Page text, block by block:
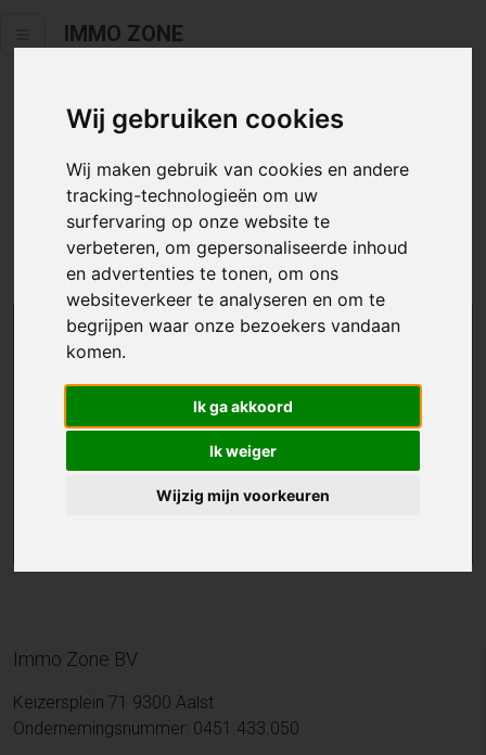
Wij gebruiken cookies
Wij maken gebruik van cookies en andere
tracking-technologieën om uw
surfervaring op onze website te
verbeteren, om gepersonaliseerde inhoud
en advertenties te tonen, om ons
websiteverkeer te analyseren en om te
begrijpen waar onze bezoekers vandaan
komen.
Ik ga akkoord
Ik weiger
Wijzig mijn voorkeuren
IMMO ZONE
Helaas staat dit zoekertje niet
meer online.
Neem zeker een kijkje in ons aanbod te koop
We helpen u graag zoeken
Maak hier een zoekprofiel aan en we houden u op
de hoogte van passend aanbod.
Immo Zone BV
Keizersplein 71 9300 Aalst
Ondernemingsnummer: 0451.433.050